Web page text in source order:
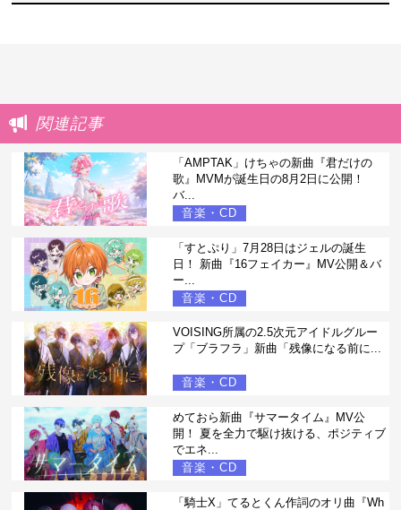
関連記事
「AMPTAK」けちゃの新曲『君だけの
歌』MVMが誕生日の8月2日に公開！
バ...
音楽・CD
「すとぷり」7月28日はジェルの誕生
日！ 新曲『16フェイカー』MV公開＆バ
ー...
音楽・CD
VOISING所属の2.5次元アイドルグルー
プ「ブラフラ」新曲「残像になる前に...
音楽・CD
めておら新曲『サマータイム』MV公
開！ 夏を全力で駆け抜ける、ポジティブ
でエネ...
音楽・CD
「騎士X」てるとくん作詞のオリ曲『Wh